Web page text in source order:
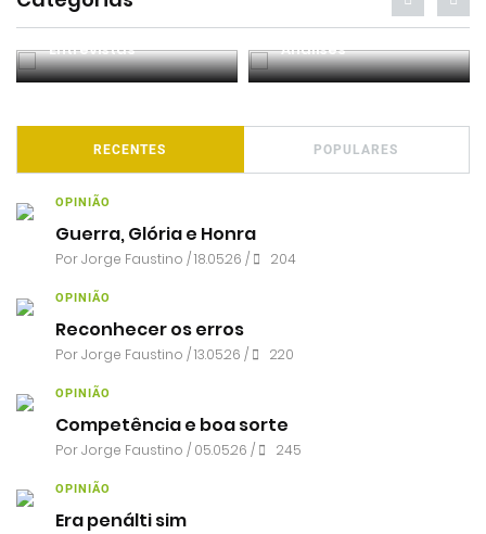
Entrevistas Análises
RECENTES POPULARES
OPINIÃO
Guerra, Glória e Honra
PorJorge Faustino / 18.05.26 / 204
OPINIÃO
Reconhecer os erros
PorJorge Faustino / 13.05.26 / 220
OPINIÃO
Competência e boa sorte
PorJorge Faustino / 05.05.26 / 245
OPINIÃO
Era penálti sim